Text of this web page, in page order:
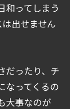
和ってしまう
出せません
だったり、チ
なってくるの
大事なのが